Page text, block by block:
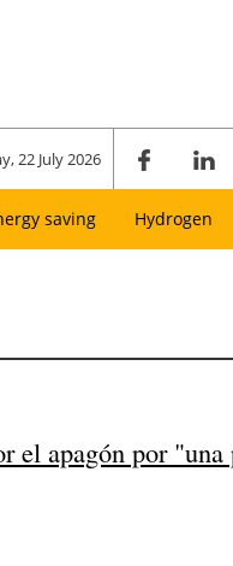
22 July 2026
saving Hydrogen
el apagón por